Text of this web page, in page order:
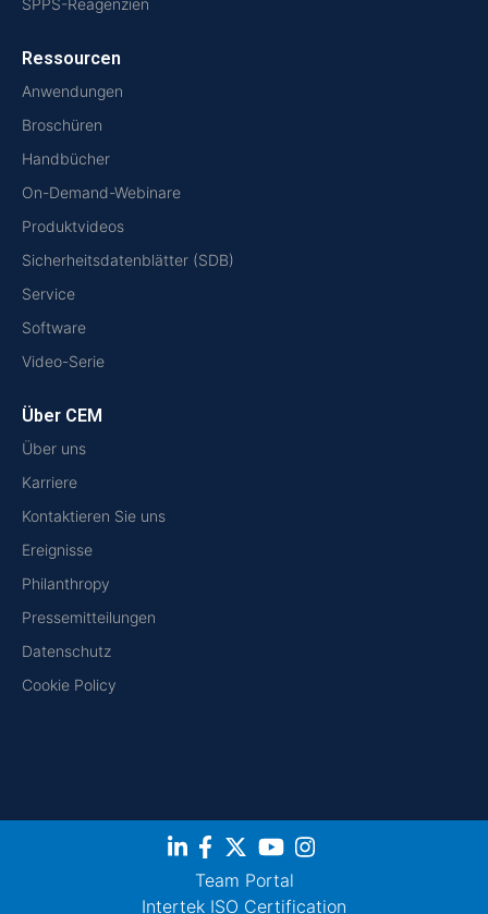
SPPS-Reagenzien
Ressourcen
Anwendungen
Broschüren
Handbücher
On-Demand-Webinare
Produktvideos
Sicherheitsdatenblätter (SDB)
Service
Software
Video-Serie
Über CEM
Über uns
Karriere
Kontaktieren Sie uns
Ereignisse
Philanthropy
Pressemitteilungen
Datenschutz
Cookie Policy
Team Portal
Intertek ISO Certification